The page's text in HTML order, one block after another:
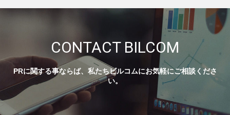
CONTACT BILCOM
PRに関する事ならば、私たちビルコムにお気軽にご相談くださ
い。